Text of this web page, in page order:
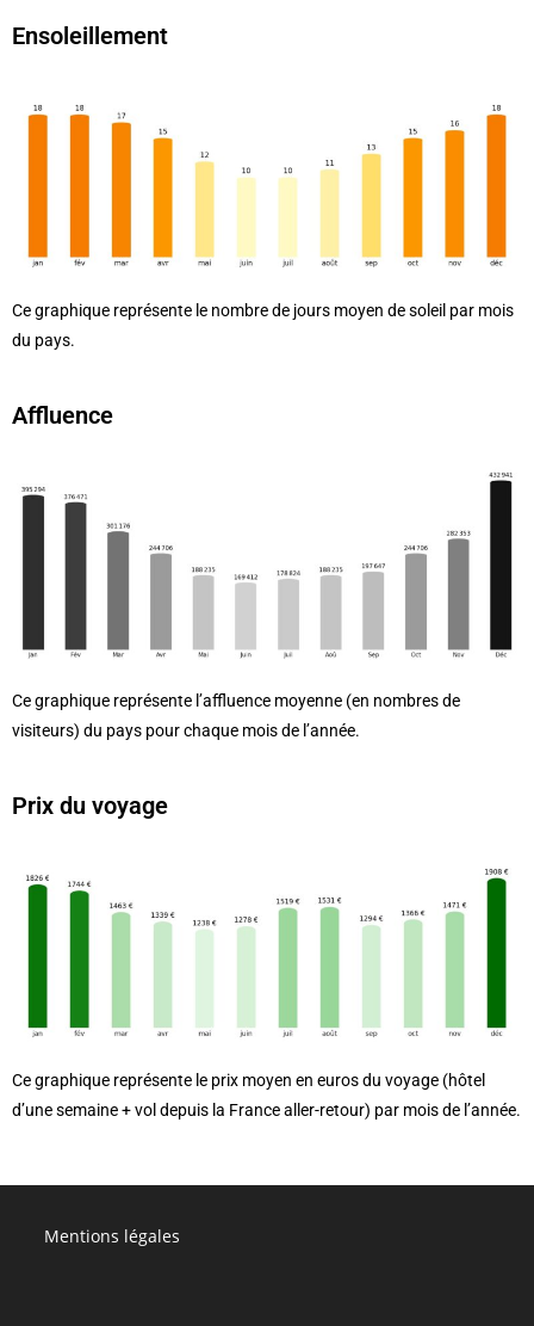
Ensoleillement
Ce graphique représente le nombre de jours moyen de soleil par mois
du pays.
Affluence
Ce graphique représente l’affluence moyenne (en nombres de
visiteurs) du pays pour chaque mois de l’année.
Prix du voyage
Ce graphique représente le prix moyen en euros du voyage (hôtel
d’une semaine + vol depuis la France aller-retour) par mois de l’année.
Mentions légales